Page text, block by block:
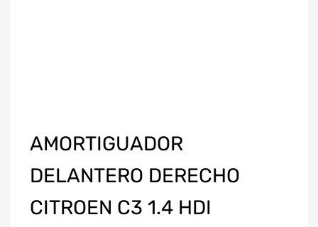
AMORTIGUADOR
DELANTERO DERECHO
CITROEN C3 1.4 HDI